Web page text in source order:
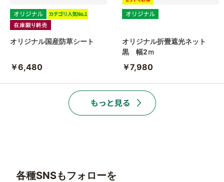
オリジナル国産防草シート
￥6,480
オリジナル折畳遮光ネット
黒 幅2ｍ
￥7,980
各種SNSもフォローを